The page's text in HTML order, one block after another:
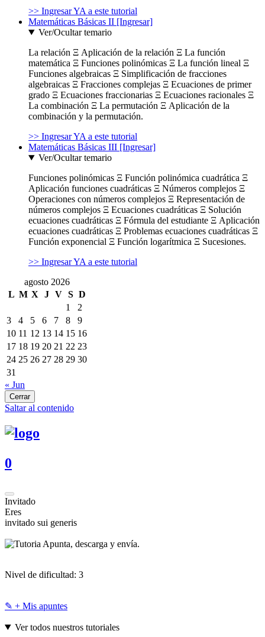
>> Ingresar YA a este tutorial
Matemáticas Básicas II [Ingresar]
Ver/Ocultar temario
La relación Ξ Aplicación de la relación Ξ La función
matemática Ξ Funciones polinómicas Ξ La función lineal Ξ
Funciones algebraicas Ξ Simplificación de fracciones
algebraicas Ξ Fracciones complejas Ξ Ecuaciones de primer
grado Ξ Ecuaciones fraccionarias Ξ Ecuaciones racionales Ξ
La combinación Ξ La permutación Ξ Aplicación de la
combinación y la permutación.
>> Ingresar YA a este tutorial
Matemáticas Básicas III [Ingresar]
Ver/Ocultar temario
Funciones polinómicas Ξ Función polinómica cuadrática Ξ
Aplicación funciones cuadráticas Ξ Números complejos Ξ
Operaciones con números complejos Ξ Representación de
números complejos Ξ Ecuaciones cuadráticas Ξ Solución
ecuaciones cuadráticas Ξ Fórmula del estudiante Ξ Aplicación
ecuaciones cuadráticas Ξ Problemas ecuaciones cuadráticas Ξ
Función exponencial Ξ Función logarítmica Ξ Sucesiones.
>> Ingresar YA a este tutorial
agosto 2026
L M X J V S D
1
2
3
4 5 6 7 8
9
10 11 12 13 14 15 16
17 18 19 20 21 22 23
24 25 26 27 28 29 30
31
« Jun
Cerrar
Saltar al contenido
0
Invitado
Eres
invitado sui generis
Apunta, descarga y envía.
Nivel de dificultad: 3
✎ + Mis apuntes
Ver todos nuestros tutoriales